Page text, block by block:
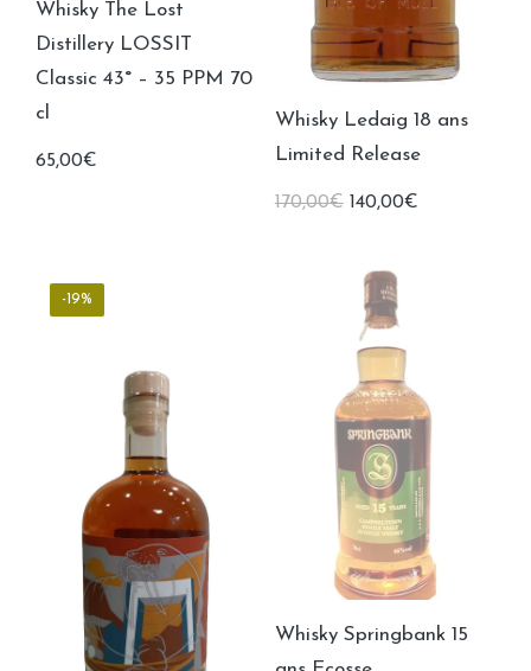
Whisky The Lost
Distillery LOSSIT
Classic 43° – 35 PPM 70
cl
65,00€
Whisky Ledaig 18 ans
Limited Release
170,00€ Le
170,00€.
140,00€Le
-19%
Whisky Springbank 15